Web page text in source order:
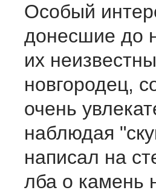
Особый
донесшие до
их
новгородец,
очень
наблюдая
написал на
лба о камень